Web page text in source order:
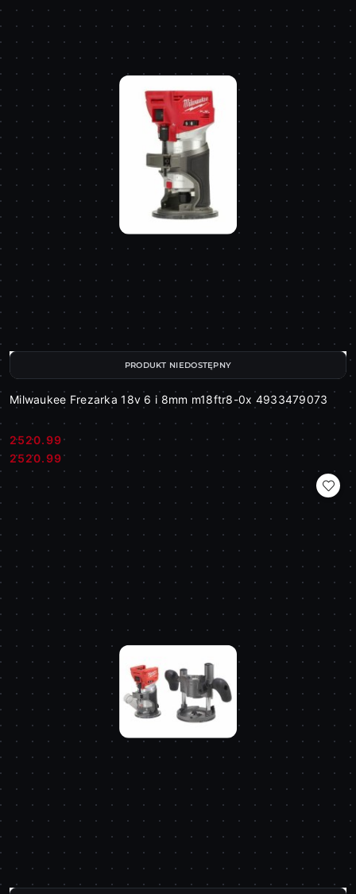
Milwaukee Frezarka 18v 6 i 8mm m18ftr8-0x 4933479073
Cena:
2520.99
Cena:
2520.99
PRODUKT NIEDOSTĘPNY